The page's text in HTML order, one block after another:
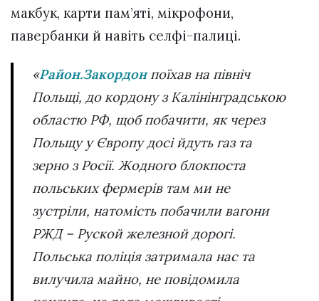
макбук, карти пам’яті, мікрофони,
павербанки й навіть селфі-палиці.
« Район.Закордонпоїхав на північ
Польщі, до кордону з Калінінградською
областю РФ, щоб побачити, як через
Польщу у Європу досі йдуть газ та
зерно з Росії. Жодного блокпоста
польських фермерів там ми не
зустріли, натомість побачили вагони
РЖД – Руской железной дорогі.
Польська поліція затримала нас та
вилучила майно, не повідомила